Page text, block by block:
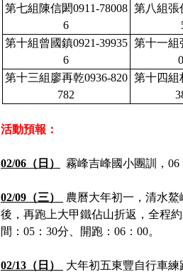
第七組陳信閎0911-78008
6
第八組張
第十組曾國鎮0921-39935
6
第十一組
第十三組廖再乾0936-820
782
第十四組
活動預報：
02/06（日） 霧峰吉峰國小團訓，
02/09（三）
農曆大年初一，清水
後，再跑上大甲鐵佔山折返，全程約
間：05：30分、開跑：06：00。
02/13（日）
大年初五東豐自行車